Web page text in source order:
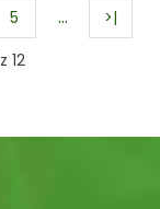
5 …
>|
z 12